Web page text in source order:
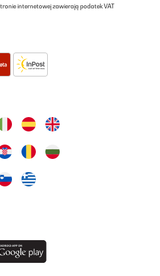
internetowej zawierają podatek VAT